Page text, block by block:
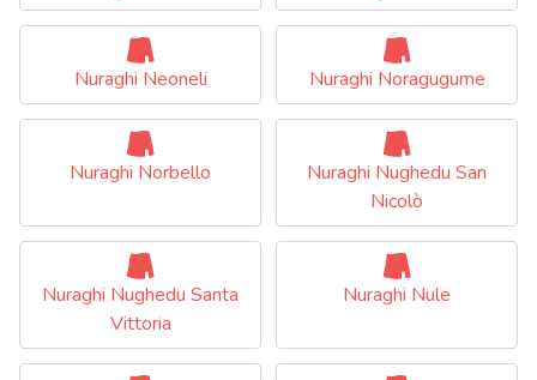
Nuraghi Neoneli Nuraghi Noragugume
Nuraghi Norbello
Nuraghi Nughedu San
Nicolò
Nuraghi Nughedu Santa
Vittoria
Nuraghi Nule